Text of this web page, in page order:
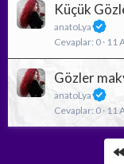
Küçük
anatoLya
Cevaplar 0 11
Gözler
anatoLya
Cevaplar 0 11